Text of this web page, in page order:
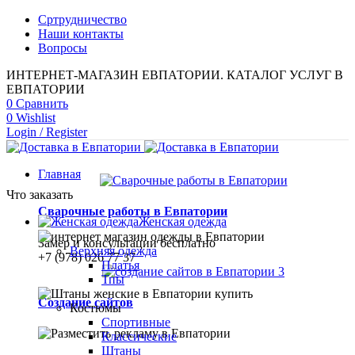
Сртрудничество
Наши контакты
Вопросы
ИНТЕРНЕТ-МАГАЗИН ЕВПАТОРИИ. КАТАЛОГ УСЛУГ В
ЕВПАТОРИИ
0 Сравнить
0 Wishlist
Login / Register
Главная
Сварочные работы в Евпатории
Замер и консультации бесплатно
+7 (978) 026 77 37
Создание сайтов
Что заказать
Женская одежда
Верхняя одежда
Платья
Тпы
Костюмы
Спортивные
Классические
Штаны